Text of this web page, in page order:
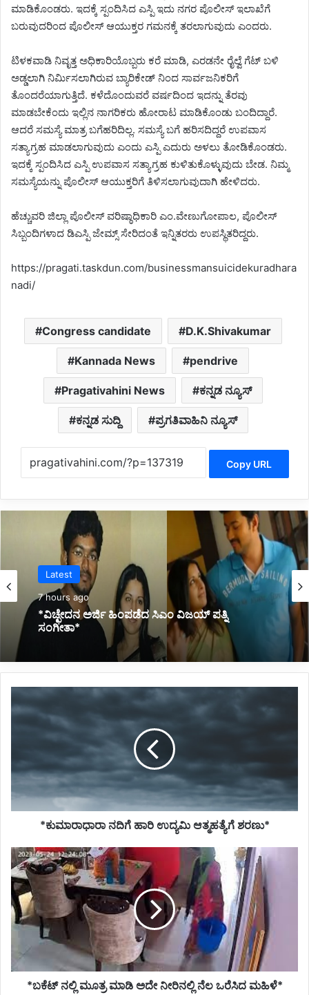
ಮಾಡಿಕೊಂಡರು. ಇದಕ್ಕೆ ಸ್ಪಂದಿಸಿದ ಎಸ್ಪಿ ಇದು ನಗರ ಪೊಲೀಸ್ ಇಲಾಖೆಗೆ
ಬರುವುದರಿಂದ ಪೊಲೀಸ್ ಆಯುಕ್ತರ ಗಮನಕ್ಕೆ ತರಲಾಗುವುದು ಎಂದರು.
ಟಿಳಕವಾಡಿ ನಿವೃತ್ತ ಅಧಿಕಾರಿಯೊಬ್ಬರು ಕರೆ ಮಾಡಿ, ಎರಡನೇ ರೈಲ್ವೆ ಗೆಟ್ ಬಳಿ
ಅಡ್ಡಲಾಗಿ ನಿರ್ಮಿಸಲಾಗಿರುವ ಬ್ಯಾರಿಕೇಡ್ ನಿಂದ ಸಾರ್ವಜನಿಕರಿಗೆ
ತೊಂದರೆಯಾಗುತ್ತಿದೆ. ಕಳೆದೊಂದುವರೆ ವರ್ಷದಿಂದ ಇದನ್ನು ತೆರವು
ಮಾಡಬೇಕೆಂದು ಇಲ್ಲಿನ ನಾಗರಿಕರು ಹೋರಾಟ ಮಾಡಿಕೊಂಡು ಬಂದಿದ್ದಾರೆ.
ಆದರೆ ಸಮಸ್ಯೆ ಮಾತ್ರ ಬಗೆಹರಿದಿಲ್ಲ. ಸಮಸ್ಯೆ ಬಗೆ ಹರಿಸದಿದ್ದರೆ ಉಪವಾಸ
ಸತ್ಯಾಗ್ರಹ ಮಾಡಲಾಗುವುದು ಎಂದು ಎಸ್ಪಿ ಎದುರು ಅಳಲು ತೋಡಿಕೊಂಡರು.
ಇದಕ್ಕೆ ಸ್ಪಂದಿಸಿದ ಎಸ್ಪಿ ಉಪವಾಸ ಸತ್ಯಾಗ್ರಹ ಕುಳಿತುಕೊಳ್ಳುವುದು ಬೇಡ. ನಿಮ್ಮ
ಸಮಸ್ಯೆಯನ್ನು ಪೊಲೀಸ್ ಆಯುಕ್ತರಿಗೆ ತಿಳಿಸಲಾಗುವುದಾಗಿ ಹೇಳಿದರು.
ಹೆಚ್ಚುವರಿ ಜಿಲ್ಲಾ ಪೊಲೀಸ್ ವರಿಷ್ಠಾಧಿಕಾರಿ ಎಂ.ವೇಣುಗೋಪಾಲ, ಪೊಲೀಸ್
ಸಿಬ್ಬಂದಿಗಳಾದ ಡಿಎಸ್ಪಿ ಜೇಮ್ಸ್ ಸೇರಿದಂತೆ ಇನ್ನಿತರರು ಉಪಸ್ಥಿತರಿದ್ದರು.
https://pragati.taskdun.com/businessmansuicidekuradhara
nadi/
Congress candidate D.K.Shivakumar
Kannada News pendrive
Pragativahini News ಕನ್ನಡ ನ್ಯೂಸ್
ಕನ್ನಡ ಸುದ್ದಿ ಪ್ರಗತಿವಾಹಿನಿ ನ್ಯೂಸ್
Copy URL
Kannada News
7 hours ago
*ಸೂಸೈಡ್ ಪ್ರಕರಣ: ಸಮಾಜ ಒಟ್ಟಿಗೆ ಬದುಕಲು ಬಿಡುವುದಿಲ್ಲ
ಎಂದು ಆತ್ಮಹತ್ಯೆ*
*ಕುಮಾರಾಧಾರಾ
ನದಿಗೆ
*ಕುಮಾರಾಧಾರಾ ನದಿಗೆ ಹಾರಿ ಉದ್ಯಮಿ ಆತ್ಮಹತ್ಯೆಗೆ ಶರಣು*
*ಬಕೆಟ್
ನಲ್ಲಿ
ಮೂತ್ರ
ಮಾಡಿ
ಅದೇ
ನೀರಿನಲ್ಲಿ
ಒರೆಸಿದ
ಮಹಿಳೆ*
*ಬಕೆಟ್ ನಲ್ಲಿ ಮೂತ್ರ ಮಾಡಿ ಅದೇ ನೀರಿನಲ್ಲಿ ನೆಲ ಒರೆಸಿದ ಮಹಿಳೆ*